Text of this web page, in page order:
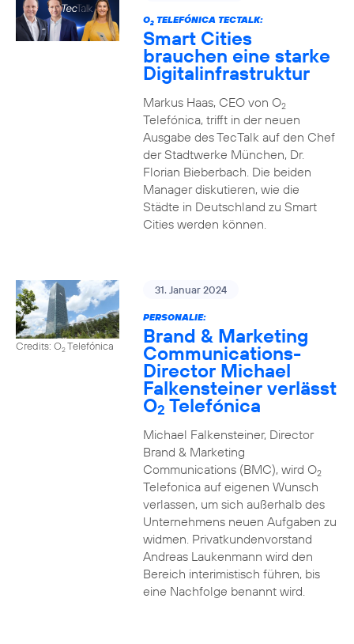
O2TELEFÓNICA TECTALK:
Smart Cities
brauchen eine starke
Digitalinfrastruktur
Markus Haas, CEO von O2
Telefónica, trifft in der neuen
Ausgabe des TecTalk auf den Chef
der Stadtwerke München, Dr.
Florian Bieberbach. Die beiden
Manager diskutieren, wie die
Städte in Deutschland zu Smart
Cities werden können.
Credits: O2Telefónica
31. Januar 2024
PERSONALIE:
Brand & Marketing
Communications-
Director Michael
Falkensteiner verlässt
O2 Telefónica
Michael Falkensteiner, Director
Brand & Marketing
Communications (BMC), wird O2
Telefonica auf eigenen Wunsch
verlassen, um sich außerhalb des
Unternehmens neuen Aufgaben zu
widmen. Privatkundenvorstand
Andreas Laukenmann wird den
Bereich interimistisch führen, bis
eine Nachfolge benannt wird.